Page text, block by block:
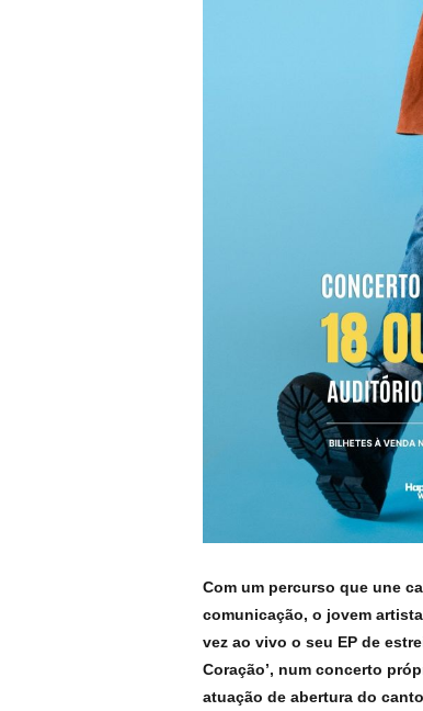
Com um percurso que une
comunicação, o jovem
vez ao vivo o seu EP de
Coração’, num concerto
atuação de abertura do